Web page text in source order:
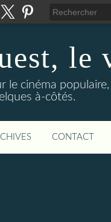
le
cinéma
à-côtés.
CONTACT